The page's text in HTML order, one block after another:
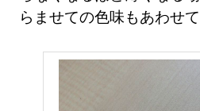
らませての色味もあわせ